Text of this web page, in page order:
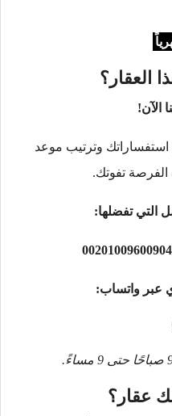
العقار؟
الآن!
استفساراتك وترتيب موعد
الفرصة تفوتك.
التي تفضلها:
00201009600904
عبر واتساب:
عقار؟